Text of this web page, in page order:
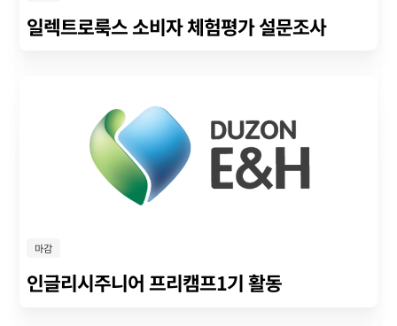
일렉트로룩스 소비자 체험평가 설문조사
마감
인글리시주니어 프리캠프1기 활동